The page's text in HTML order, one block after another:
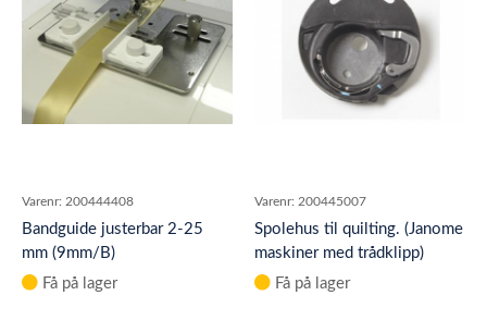
Varenr: 200444408
Bandguide justerbar 2-25
mm (9mm/B)
Få på lager
Varenr: 200445007
Spolehus til quilting. (Janome
maskiner med trådklipp)
Få på lager